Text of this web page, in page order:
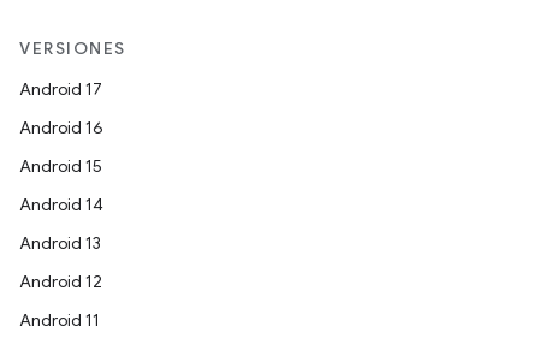
VERSIONES
Android 17
Android 16
Android 15
Android 14
Android 13
Android 12
Android 11